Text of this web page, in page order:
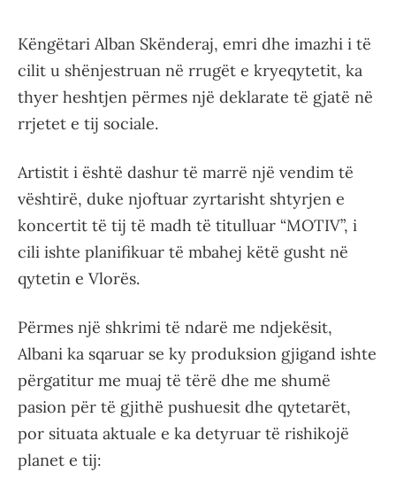
Këngëtari Alban Skënderaj, emri dhe imazhi i të
cilit u shënjestruan në rrugët e kryeqytetit, ka
thyer heshtjen përmes një deklarate të gjatë në
rrjetet e tij sociale.
Artistit i është dashur të marrë një vendim të
vështirë, duke njoftuar zyrtarisht shtyrjen e
koncertit të tij të madh të titulluar “MOTIV”, i
cili ishte planifikuar të mbahej këtë gusht në
qytetin e Vlorës.
Përmes një shkrimi të ndarë me ndjekësit,
Albani ka sqaruar se ky produksion gjigand ishte
përgatitur me muaj të tërë dhe me shumë
pasion për të gjithë pushuesit dhe qytetarët,
por situata aktuale e ka detyruar të rishikojë
planet e tij: